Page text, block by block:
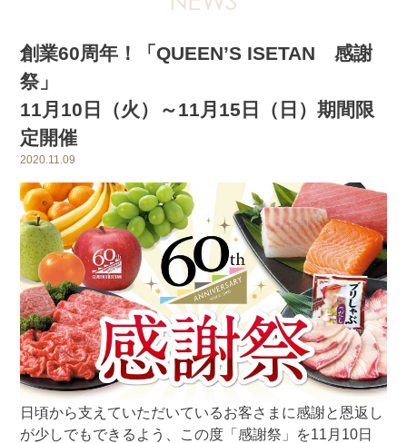
創業60周年！「QUEEN’S ISETAN 感謝
祭」
11月10日（火）～11月15日（日）期間限
定開催
2020.11.09
日頃から支えていただいているお客さまに感謝と恩返し
が少しでもできるよう、この度「感謝祭」を11月10日